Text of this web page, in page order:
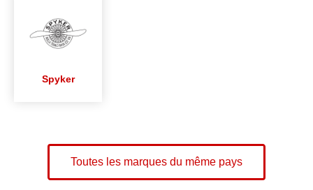
Spyker
Toutes les marques du même pays